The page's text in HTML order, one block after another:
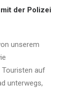
der Polizei
unserem
Touristen auf
unterwegs,